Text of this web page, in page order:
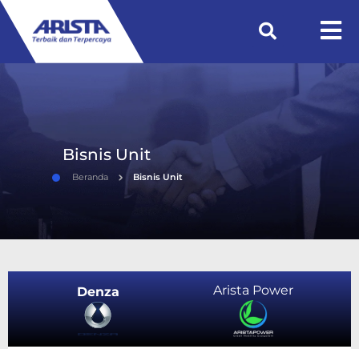
Bisnis Unit
Beranda Bisnis Unit
Denza Arista Power